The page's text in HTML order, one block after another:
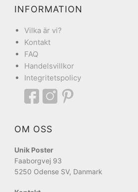
INFORMATION
Vilka är vi?
Kontakt
FAQ
Handelsvillkor
Integritetspolicy
OM OSS
Unik Poster
Faaborgvej 93
5250 Odense SV, Danmark